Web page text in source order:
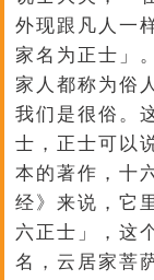
外现跟凡人一
家名为正士」
家人都称为俗
我们是很俗。
士，正士可以
本的著作，十
经》来说，它
六正士」，这
名，云居家菩